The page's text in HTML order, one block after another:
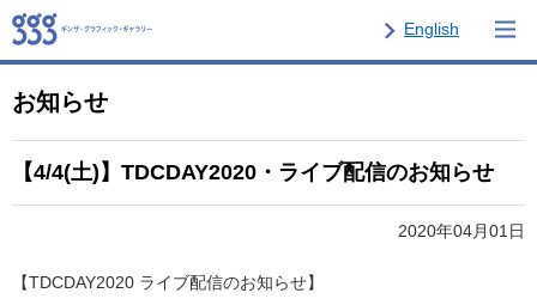
English
お知らせ
【4/4(土)】TDCDAY2020・ライブ配信のお知らせ
2020年04月01日
【TDCDAY2020 ライブ配信のお知らせ】